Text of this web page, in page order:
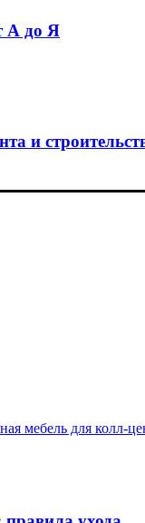
А до Я
и
мебель для колл-